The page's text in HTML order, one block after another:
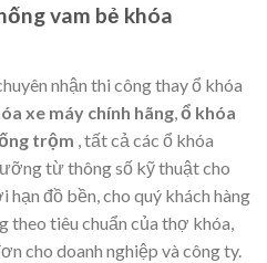
vam bẻ khóa
nhận thi công thay ổ khóa
xe máy chính hãng,ổ khóa
trộm , tất cả các ổ khóa
từ thông số kỹ thuật cho
hạn đồ bền, cho quý khách hàng
tiêu chuẩn của thợ khóa,
cho doanh nghiệp và công ty.